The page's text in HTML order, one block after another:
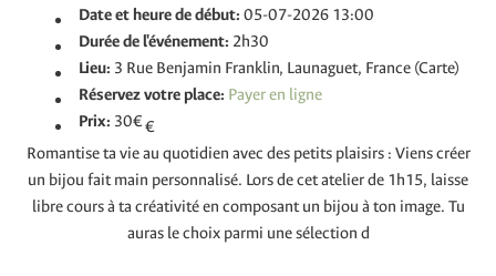
Date et heure de début: 05-07-2026 13:00
Durée de l'événement: 2h30
Lieu: 3 Rue Benjamin Franklin, Launaguet, France (Carte)
Réservez votre place:
Prix: 30€€
Romantise ta vie au quotidien avec des petits plaisirs : Viens créer
un bijou fait main personnalisé. Lors de cet atelier de 1h15, laisse
libre cours à ta créativité en composant un bijou à ton image. Tu
auras le choix parmi une sélection d